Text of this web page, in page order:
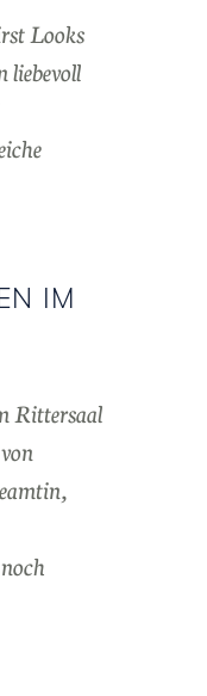
Looks
liebevoll
IM
Rittersaal